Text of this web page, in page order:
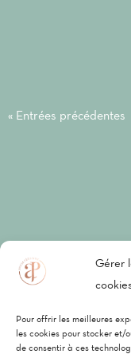
Gérer
Pour offrir les meilleures
les cookies pour stocker
de consentir à ces
« Entrées précédentes
Mentions